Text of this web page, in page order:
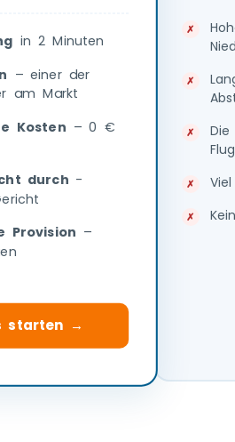
in 2 Minuten
– einer der
am Markt
Kosten – 0 €
durch -
Provision –
starten →